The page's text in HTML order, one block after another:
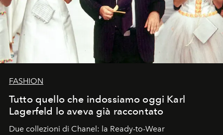
FASHION
Tutto quello che indossiamo oggi Karl
Lagerfeld lo aveva già raccontato
Due collezioni di Chanel: la Ready-to-Wear